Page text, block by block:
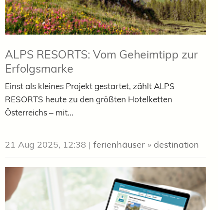
ALPS RESORTS: Vom Geheimtipp zur
Erfolgsmarke
Einst als kleines Projekt gestartet, zählt ALPS
RESORTS heute zu den größten Hotelketten
Österreichs – mit...
21 Aug 2025, 12:38 | ferienhäuser » destination